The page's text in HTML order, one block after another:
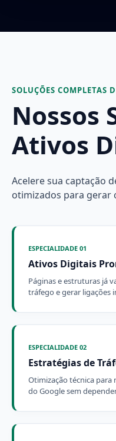
SOLUÇÕES COMPLETAS
Nossos
Ativos
Acelere sua captação
otimizados para gerar
ESPECIALIDADE 01
Ativos Digitais
Páginas e estruturas já
tráfego e gerar ligações
ESPECIALIDADE 02
Estratégias de
Otimização técnica
do Google sem